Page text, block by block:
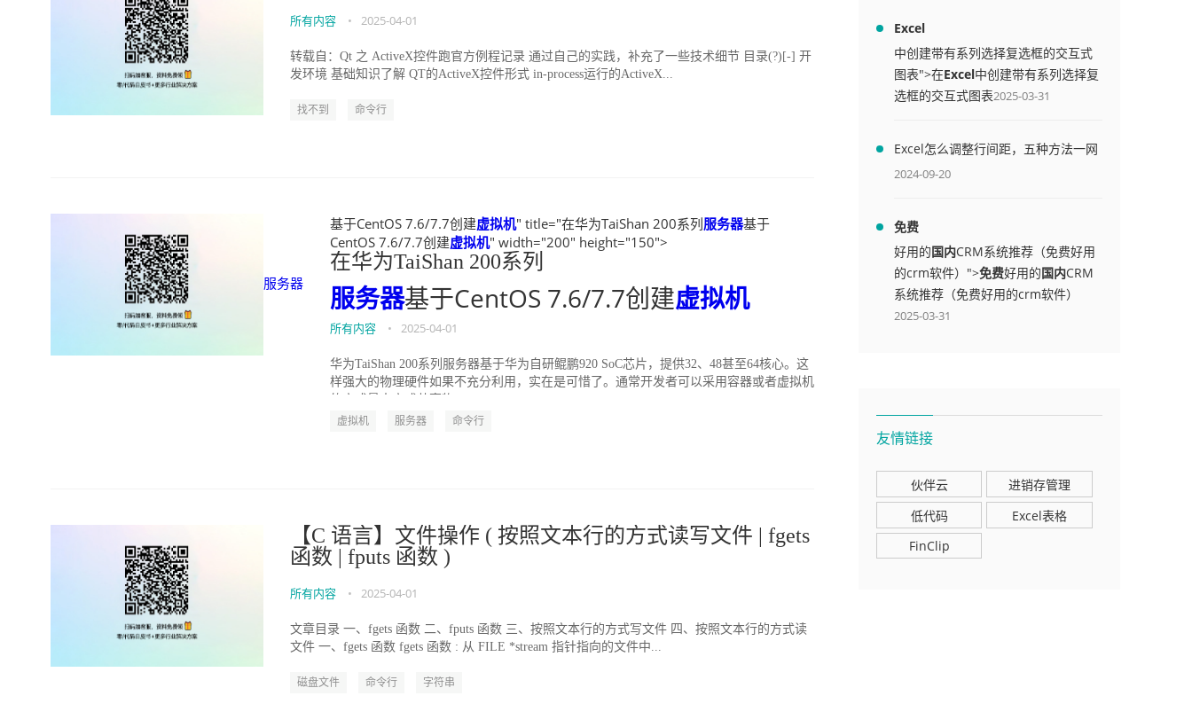
所有内容 • 2025-04-01
转载自：Qt 之 ActiveX控件跑官方例程记录 通过自己的实践，补充了一些技术细节 目录(?)[-] 开
发环境 基础知识了解 QT的ActiveX控件形式 in-process运行的ActiveX...
找不到 命令行
服务器
基于CentOS 7.6/7.7创建虚拟机" title="在华为TaiShan 200系列服务器基于
CentOS 7.6/7.7创建虚拟机" width="200" height="150">
在华为TaiShan 200系列
服务器基于CentOS 7.6/7.7创建虚拟机
所有内容 • 2025-04-01
华为TaiShan 200系列服务器基于华为自研鲲鹏920 SoC芯片，提供32、48甚至64核心。这
样强大的物理硬件如果不充分利用，实在是可惜了。通常开发者可以采用容器或者虚拟机
虚拟机 服务器 命令行
【C 语言】文件操作 ( 按照文本行的方式读写文件 | fgets
函数 | fputs 函数 )
所有内容 • 2025-04-01
文章目录 一、fgets 函数 二、fputs 函数 三、按照文本行的方式写文件 四、按照文本行的方式读
文件 一、fgets 函数 fgets 函数 : 从 FILE *stream 指针指向的文件中...
磁盘文件 命令行 字符串
Excel
中创建带有系列选择复选框的交互式
图表">在Excel中创建带有系列选择复
选框的交互式图表2025-03-31
Excel怎么调整行间距，五种方法一网
打尽
2024-09-20
免费
好用的国内CRM系统推荐（免费好用
的crm软件）">免费好用的国内CRM
系统推荐（免费好用的crm软件）
2025-03-31
友情链接
伙伴云
进销存管理
低代码
Excel表格
FinClip